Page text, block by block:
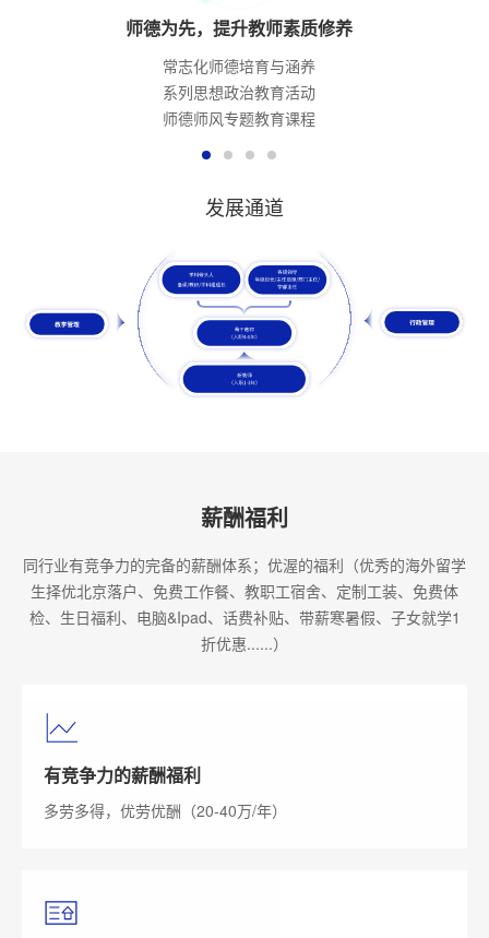
师德为先，提升教师素质修养
常志化师德培育与涵养
系列思想政治教育活动
师德师风专题教育课程
发展通道
薪酬福利
同行业有竞争力的完备的薪酬体系；优渥的福利（优秀的海外留学
生择优北京落户、免费工作餐、教职工宿舍、定制工装、免费体
检、生日福利、电脑&Ipad、话费补贴、带薪寒暑假、子女就学1
折优惠......）
有竞争力的薪酬福利
多劳多得，优劳优酬（20-40万/年）